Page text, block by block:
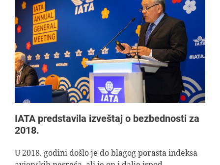
IATA predstavila izveštaj o bezbednosti za
2018.
U 2018. godini došlo je do blagog porasta indeksa